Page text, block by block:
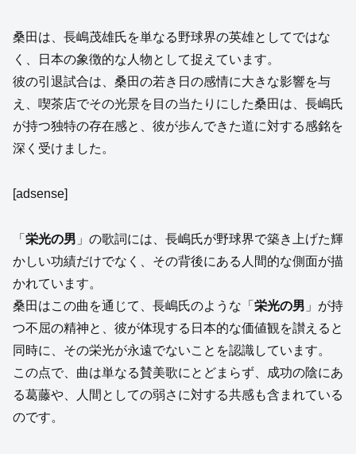
桑田は、長嶋茂雄氏を単なる野球界の英雄としてではな
く、日本の象徴的な人物として捉えています。
彼の引退試合は、桑田の若き日の感情に大きな影響を与
え、喫茶店でその光景を目の当たりにした桑田は、長嶋氏
が持つ独特の存在感と、彼が歩んできた道に対する感銘を
深く受けました。
[adsense]
「 栄光の男 」の歌詞には、長嶋氏が野球界で築き上げた輝
かしい功績だけでなく、その背後にある人間的な側面が描
かれています。
桑田はこの曲を通じて、長嶋氏のような「 栄光の男 」が持
つ不屈の精神と、彼が体現する日本的な価値観を讃えると
同時に、その栄光が永遠でないことを認識しています。
この点で、曲は単なる賛美歌にとどまらず、成功の陰にあ
る葛藤や、人間としての弱さに対する共感も含まれている
のです。